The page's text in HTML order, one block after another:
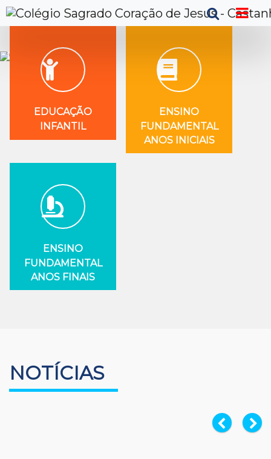
Previous Next
EDUCAÇÃO
INFANTIL
ENSINO
FUNDAMENTAL
ANOS INICIAIS
ENSINO
FUNDAMENTAL
ANOS FINAIS
NOTÍCIAS